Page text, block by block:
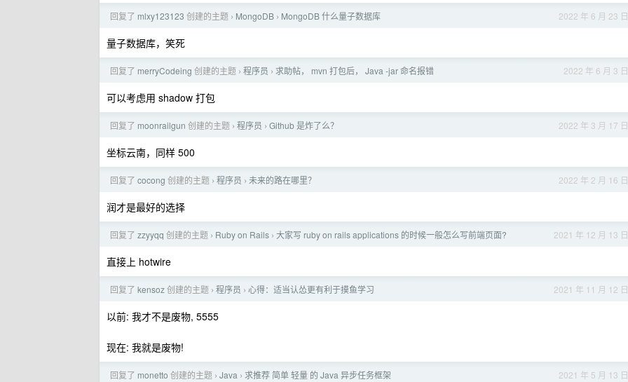
2022 年 6 月 23 日
回复了 mlxy123123 创建的主题 › MongoDB › MongoDB 什么量子数据库
量子数据库，笑死
2022 年 6 月 3 日
回复了 merryCodeing 创建的主题 › 程序员 › 求助帖， mvn 打包后， Java -jar 命名报错
可以考虑用 shadow 打包
2022 年 3 月 17 日
回复了 moonrailgun 创建的主题 › 程序员 › Github 是炸了么？
坐标云南，同样 500
2022 年 2 月 16 日
回复了 cocong 创建的主题 › 程序员 › 未来的路在哪里？
润才是最好的选择
2021 年 12 月 13 日
回复了 zzyyqq 创建的主题 › Ruby on Rails › 大家写 ruby on rails applications 的时候一般怎么写前端页面?
直接上 hotwire
2021 年 11 月 12 日
回复了 kensoz创建的主题 › 程序员 › 心得：适当认怂更有利于摸鱼学习
以前: 我才不是废物, 5555
现在: 我就是废物!
2021 年 5 月 13 日
回复了 monetto 创建的主题 › Java › 求推荐 简单 轻量 的 Java 异步任务框架